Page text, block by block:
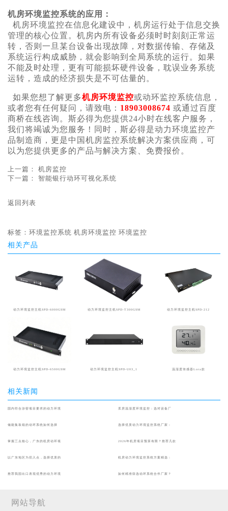
机房环境监控系统的应用：
机房环境监控在信息化建设中，机房运行处于信息交换
管理的核心位置。机房内所有设备必须时时刻刻正常运
转，否则一旦某台设备出现故障，对数据传输、存储及
系统运行构成威胁，就会影响到全局系统的运行。如果
不能及时处理，更有可能损坏硬件设备，耽误业务系统
运转，造成的经济损失是不可估量的。
如果您想了解更多机房环境监控或动环监控系统信息，
或者您有任何疑问，请致电： 18903008674 或通过百度
商桥在线咨询。斯必得为您提供24小时在线客户服务，
我们将竭诚为您服务！同时，斯必得是动力环境监控产
品制造商，更是中国机房监控系统解决方案供应商，可
以为您提供更多的产品与解决方案、免费报价。
上一篇： 机房监控
下一篇： 智能银行动环可视化系统
返回列表
标签： 环境监控系统 机房环境监控 环境监控
相关产品
动力环境监控主机SPD-6000GSM 动力环境监控主机SPD-T300GSM 动力环境监控主机SPD-212
动力环境监控主机SPD-6500GSM 动力环境监控主机SPD-U03_1 温湿度传感器Lora款
相关新闻
国内符合涉密项目要求的动力环境 库房温湿度环境监控：选对设备厂
储能集装箱的动环系统如何选择 选择优质动力环境监控系统厂家：
掌握三点核心，广东的机房动环项 2026年机房项目预算有限？推荐几款
以广东地区为切入点，选择优质的 机房动力环境监控系统方案精选：
推荐我国出口表现优秀的动力环境 如何精准筛选动环系统合作厂家？
网站导航